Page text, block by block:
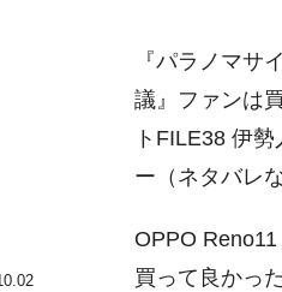
『パラノマサ
議』ファンは
トFILE38 伊
ー（ネタバレな
OPPO
買って良かっ